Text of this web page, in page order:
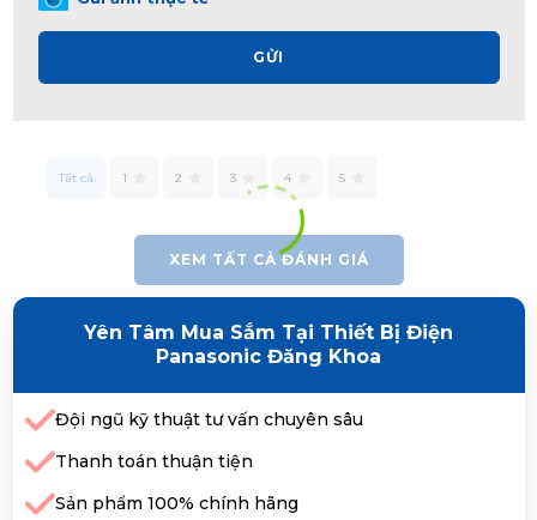
GỬI
Tất cả 1 2 3 4 5
XEM TẤT CẢ ĐÁNH GIÁ
Yên Tâm Mua Sắm Tại Thiết Bị Điện
Panasonic Đăng Khoa
Đội ngũ kỹ thuật tư vấn chuyên sâu
Thanh toán thuận tiện
Sản phẩm 100% chính hãng